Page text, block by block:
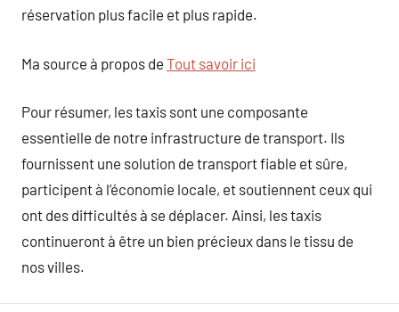
réservation plus facile et plus rapide.
Ma source à propos de Tout savoir ici
Pour résumer, les taxis sont une composante
essentielle de notre infrastructure de transport. Ils
fournissent une solution de transport fiable et sûre,
participent à l’économie locale, et soutiennent ceux qui
ont des difficultés à se déplacer. Ainsi, les taxis
continueront à être un bien précieux dans le tissu de
nos villes.